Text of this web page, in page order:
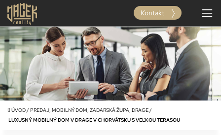
Kontakt
ÚVOD/ PREDAJ, MOBILNÝ DOM, ZADARSKÁ ŽUPA, DRAGE/
LUXUSNÝ MOBILNÝ DOM V DRAGE V CHORVÁTSKU S VEĽKOU TERASOU